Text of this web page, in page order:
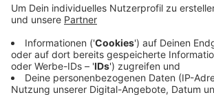
Verkehrsausschuss im Juni
beschlossen. Die Bundesregierung
gesetzt, im Jahr 2030 15 Millionen E-
Straße zu bringen. Für Wuppertal
neue E-Autos. Dafür gebe es zu
sagt die FDP. Das städtische Ziel